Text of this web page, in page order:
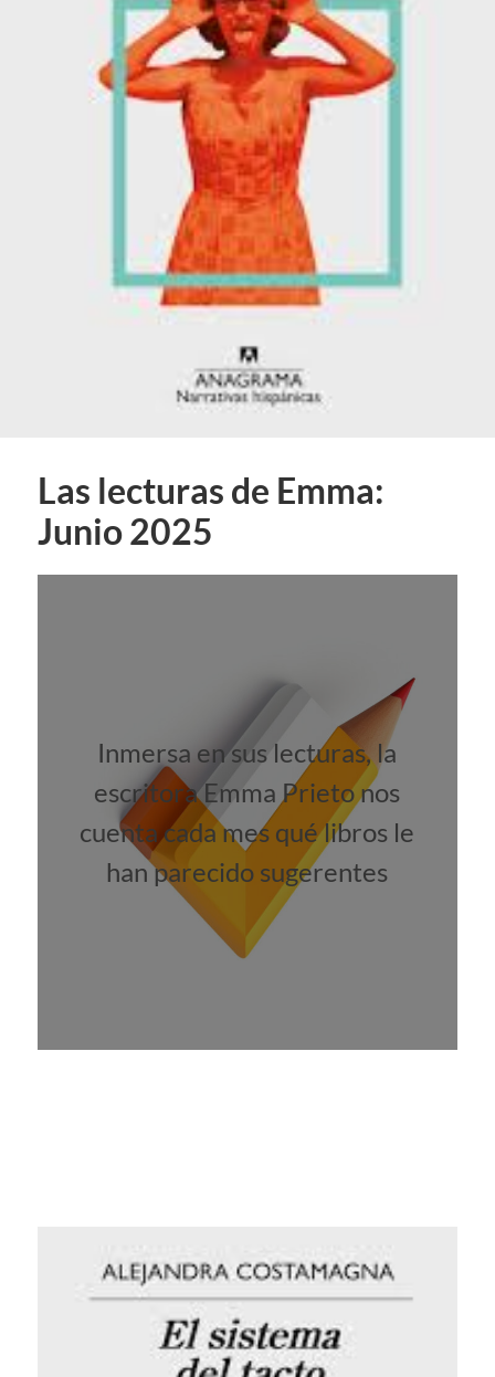
Las lecturas de Emma:
Junio 2025
Inmersa en sus lecturas, la
escritora Emma Prieto nos
cuenta cada mes qué libros le
han parecido sugerentes